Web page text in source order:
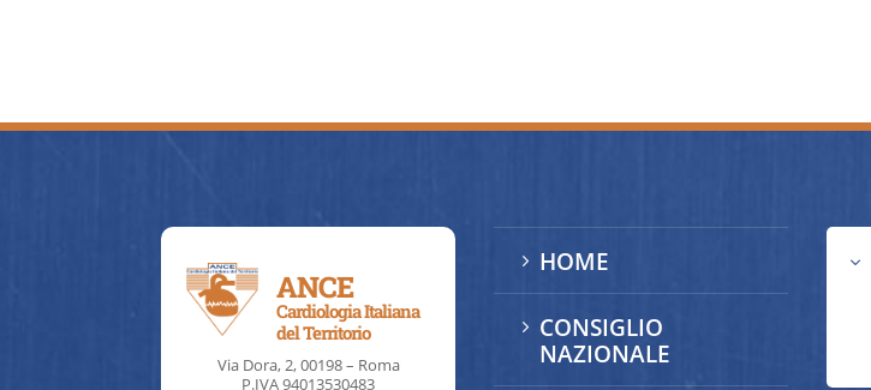
ANCE
Cardiologia Italiana
del Territorio
Via Dora, 2, 00198 – Roma
P.IVA 94013530483
5 HOME
5 CONSIGLIO
NAZIONALE
3